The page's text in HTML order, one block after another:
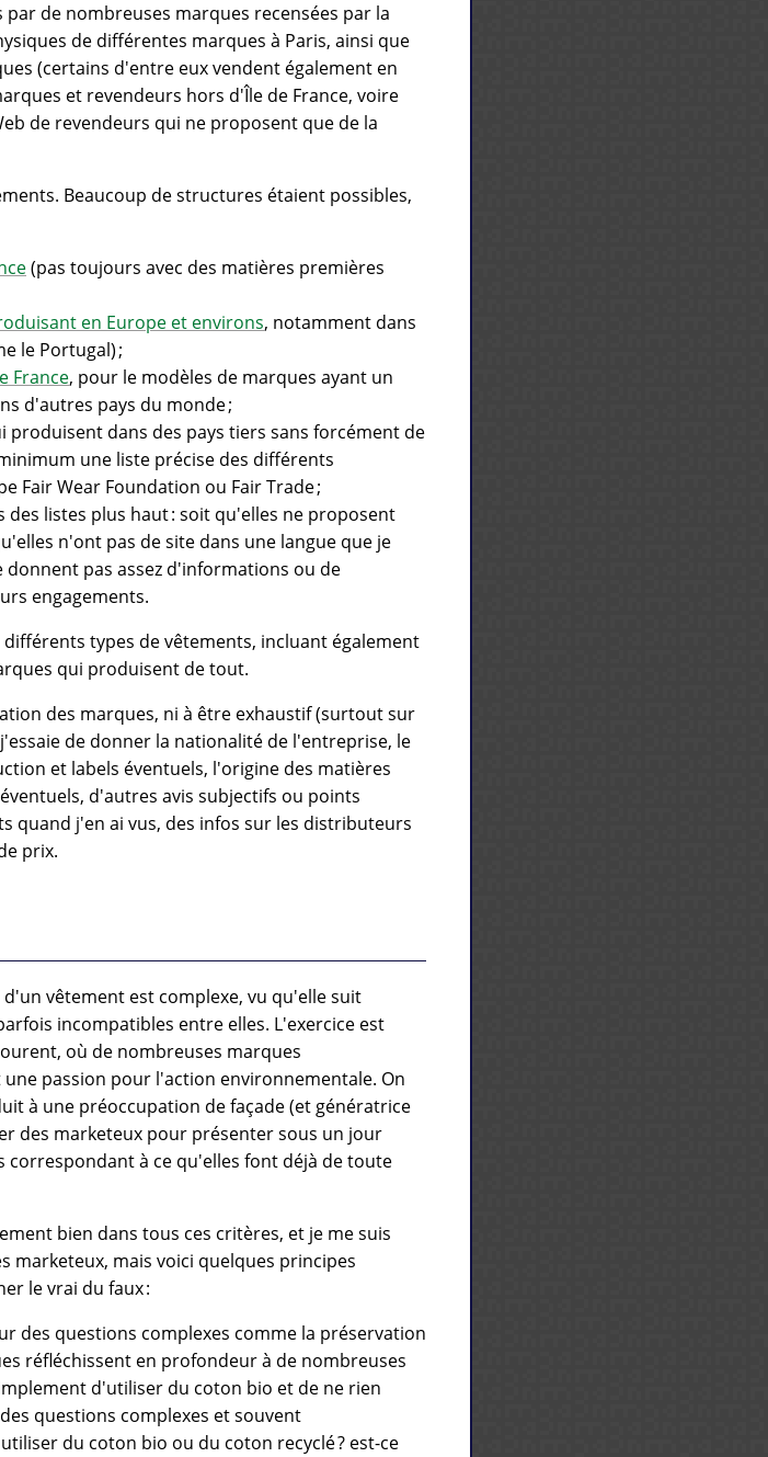
de nombreuses marques recensées par la
de différentes marques à Paris, ainsi que
(certains d'entre eux vendent également en
et revendeurs hors d'Île de France, voire
de revendeurs qui ne proposent que de la
Beaucoup de structures étaient possibles,
(pas toujours avec des matières premières
en Europe et environs, notamment dans
le Portugal) ;
France, pour le modèles de marques ayant un
d'autres pays du monde ;
produisent dans des pays tiers sans forcément de
une liste précise des différents
Fair Wear Foundation ou Fair Trade ;
des listes plus haut : soit qu'elles ne proposent
n'ont pas de site dans une langue que je
pas assez d'informations ou de
engagements.
types de vêtements, incluant également
qui produisent de tout.
des marques, ni à être exhaustif (surtout sur
de donner la nationalité de l'entreprise, le
et labels éventuels, l'origine des matières
d'autres avis subjectifs ou points
quand j'en ai vus, des infos sur les distributeurs
prix.
vêtement est complexe, vu qu'elle suit
incompatibles entre elles. L'exercice est
où de nombreuses marques
passion pour l'action environnementale. On
à une préoccupation de façade (et génératrice
des marketeux pour présenter sous un jour
à ce qu'elles font déjà de toute
bien dans tous ces critères, et je me suis
marketeux, mais voici quelques principes
le vrai du faux :
des questions complexes comme la préservation
réfléchissent en profondeur à de nombreuses
d'utiliser du coton bio et de ne rien
questions complexes et souvent
du coton bio ou du coton recyclé ? est-ce